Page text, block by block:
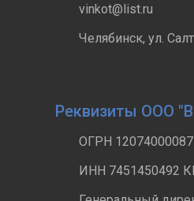
vinkot@list.ru
Челябинск, ул.
Реквизиты ООО
ОГРН
ИНН 7451450492